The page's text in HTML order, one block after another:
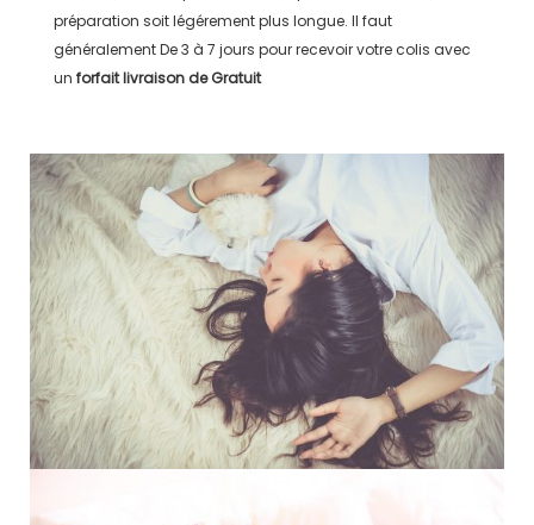
préparation soit légérement plus longue. Il faut
généralementDe 3 à 7 jours pour recevoir votre colis avec
un forfait livraison deGratuit